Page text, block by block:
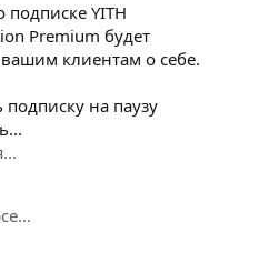
YITH
Premium будет
клиентам о себе.
на паузу